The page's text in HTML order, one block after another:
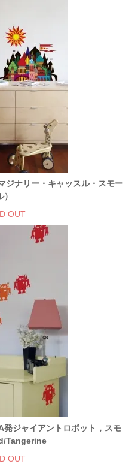
ナリー・キャッスル・スモー
）
OUT
ジャイアントロボット，スモ
Tangerine
OUT